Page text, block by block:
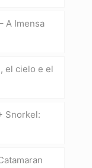
A Imensa
el cielo e el
Snorkel: